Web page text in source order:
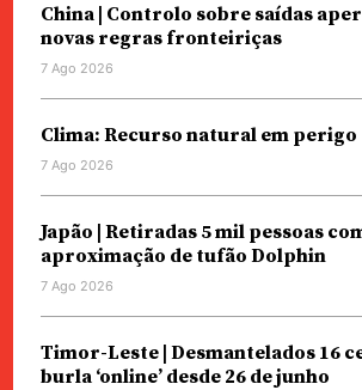
China | Controlo sobre saídas
novas regras fronteiriças
7 Ago 2026
Clima: Recurso natural em perigo
7 Ago 2026
Japão | Retiradas 5 mil pessoas
aproximação de tufão Dolphin
7 Ago 2026
Timor-Leste | Desmantelados 16
burla ‘online’ desde 26 de junho